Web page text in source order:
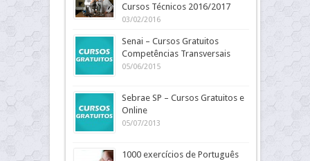
Cursos Técnicos 2016/2017
03/02/2016
Senai – Cursos Gratuitos
Competências Transversais
05/06/2015
Sebrae SP – Cursos Gratuitos e
Online
05/07/2013
1000 exercícios de Português